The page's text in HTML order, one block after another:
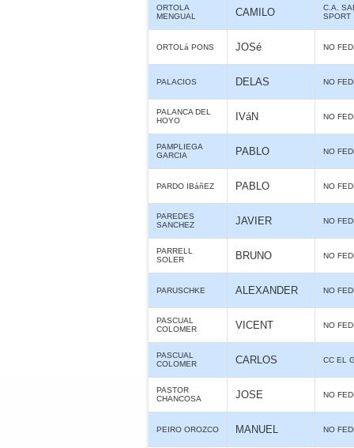
ORTOLA
MENGUAL
CAMILO
C.A.
SPORT
ORTOLá PONS JOSé NO
PALACIOS DELAS NO
PALANCA DEL
HOYO
IVáN NO
PAMPLIEGA
GARCIA
PABLO NO
PARDO IBáñEZ PABLO NO
PAREDES
SANCHEZ
JAVIER NO
PARRELL
SOLER
BRUNO NO
PARUSCHKE ALEXANDER NO
PASCUAL
COLOMER
VICENT NO
PASCUAL
COLOMER
CARLOS CC EL
PASTOR
CHANCOSA
JOSE NO
PEIRO OROZCO MANUEL NO